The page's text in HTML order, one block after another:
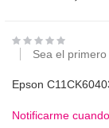
imágenes
Sea el
Epson
Notificarme